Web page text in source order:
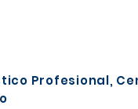
Profesional,